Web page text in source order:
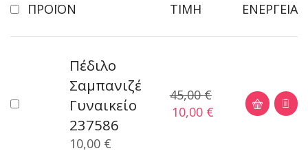
ΠΡΟΪΌΝ ΤΙΜΉ ΕΝΈΡΓΕΙΑ
Πέδιλο
Σαμπανιζέ
Γυναικείο
237586
10,00 €
45,00€
10,00 €